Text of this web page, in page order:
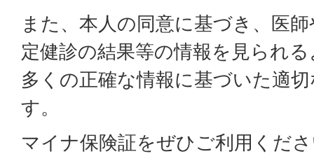
また、本人の同意に基づき、医
定健診の結果等の情報を見られ
多くの正確な情報に基づいた適
す。
マイナ保険証をぜひご利用くだ